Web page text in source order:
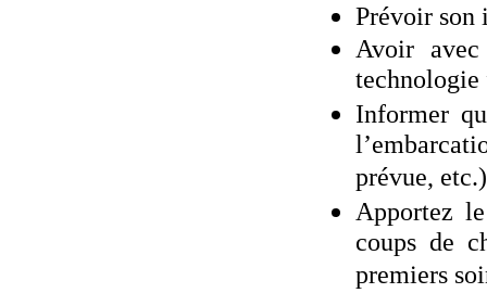
Prévoir son
Avoir
Informer
prévue,
Apportez
coups de
premiers